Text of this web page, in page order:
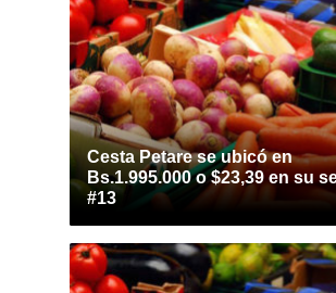
Cesta Petare se ubicó en
Bs.1.995.000 o $23,39 en su
#13